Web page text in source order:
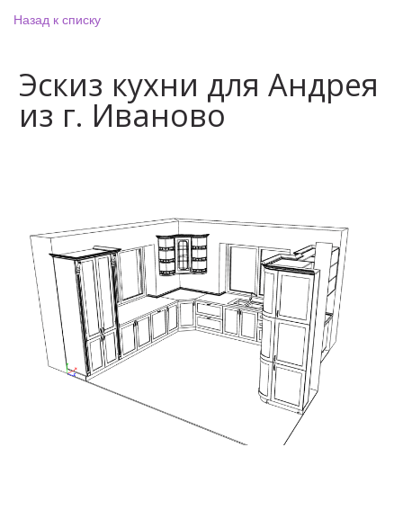
Назад к списку
Эскиз кухни для Андрея
из г. Иваново